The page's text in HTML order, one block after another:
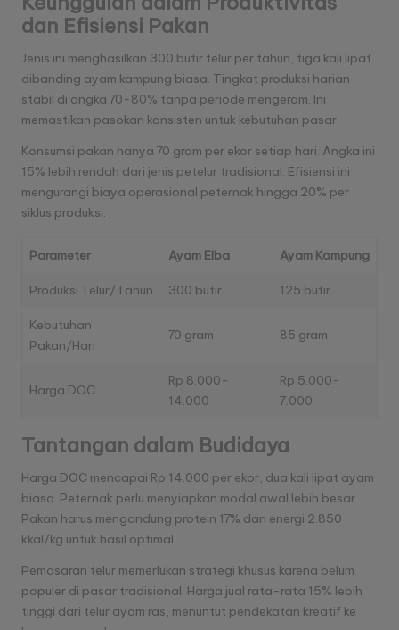
dan Efisiensi Pakan
Jenis ini menghasilkan 300 butir telur per tahun, tiga kali lipat
dibanding ayam kampung biasa. Tingkat produksi harian
stabil di angka 70-80% tanpa periode mengeram. Ini
memastikan pasokan konsisten untuk kebutuhan pasar.
Konsumsi pakan hanya 70 gram per ekor setiap hari. Angka ini
15% lebih rendah dari jenis petelur tradisional. Efisiensi ini
mengurangi biaya operasional peternak hingga 20% per
siklus produksi.
Parameter Ayam Elba Ayam Kampung
Produksi Telur/Tahun 300 butir 125 butir
Kebutuhan
Pakan/Hari
70 gram 85 gram
Harga DOC
Rp 8.000-
14.000
Rp 5.000-
7.000
Tantangan dalam Budidaya
Harga DOC mencapai Rp 14.000 per ekor, dua kali lipat ayam
biasa. Peternak perlu menyiapkan modal awal lebih besar.
Pakan harus mengandung protein 17% dan energi 2.850
kkal/kg untuk hasil optimal.
Pemasaran telur memerlukan strategi khusus karena belum
populer di pasar tradisional. Harga jual rata-rata 15% lebih
tinggi dari telur ayam ras, menuntut pendekatan kreatif ke